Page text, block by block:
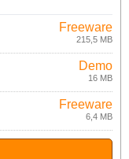
Freeware
215,5 MB
Demo
16 MB
Freeware
6,4 MB